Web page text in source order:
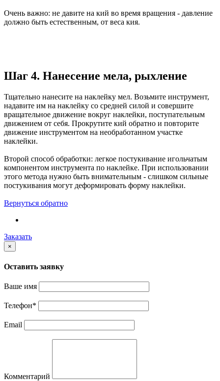
Очень важно: не давите на кий во время вращения - давление
должно быть естественным, от веса кия.
Шаг 4. Нанесение мела, рыхление
Тщательно нанесите на наклейку мел. Возьмите инструмент,
надавите им на наклейку со средней силой и совершите
вращательное движение вокруг наклейки, поступательным
движением от себя. Прокрутите кий обратно и повторите
движение инструментом на необработанном участке
наклейки.
Второй способ обработки: легкое постукивание игольчатым
компонентом инструмента по наклейке. При использовании
этого метода нужно быть внимательным - слишком сильные
постукивания могут деформировать форму наклейки.
Вернуться обратно
Заказать
×
Оставить заявку
Ваше имя
Телефон*
Email
Комментарий